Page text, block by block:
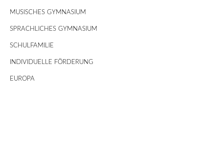
MUSISCHES GYMNASIUM
SPRACHLICHES GYMNASIUM
SCHULFAMILIE
INDIVIDUELLE FÖRDERUNG
EUROPA